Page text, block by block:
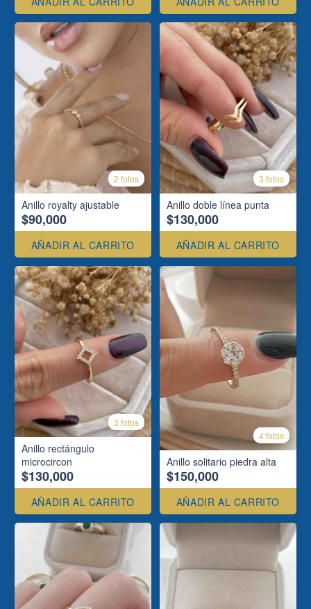
2 fotos
Anillo royalty ajustable
$90,000
AÑADIR AL CARRITO
3 fotos
Anillo doble línea punta
$130,000
AÑADIR AL CARRITO
3 fotos
Anillo rectángulo
microcircon
$130,000
AÑADIR AL CARRITO
4 fotos
Anillo solitario piedra alta
$150,000
AÑADIR AL CARRITO